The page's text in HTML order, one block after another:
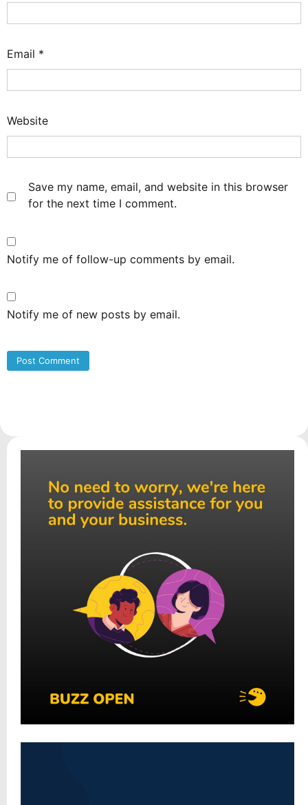
Email *
Website
Save my name, email, and website in this browser
for the next time I comment.
Notify me of follow-up comments by email.
Notify me of new posts by email.